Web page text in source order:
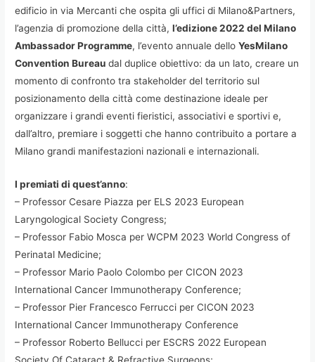
edificio in via Mercanti che ospita gli uffici di Milano&Partners,
l’agenzia di promozione della città,l’edizione 2022 del Milano
Ambassador Programme, l’evento annuale delloYesMilano
Convention Bureaudal duplice obiettivo: da un lato, creare un
momento di confronto tra stakeholder del territorio sul
posizionamento della città come destinazione ideale per
organizzare i grandi eventi fieristici, associativi e sportivi e,
dall’altro, premiare i soggetti che hanno contribuito a portare a
Milano grandi manifestazioni nazionali e internazionali.
I premiati di quest’anno:
– Professor Cesare Piazza per ELS 2023 European
Laryngological Society Congress;
– Professor Fabio Mosca per WCPM 2023 World Congress of
Perinatal Medicine;
– Professor Mario Paolo Colombo per CICON 2023
International Cancer Immunotherapy Conference;
– Professor Pier Francesco Ferrucci per CICON 2023
International Cancer Immunotherapy Conference
– Professor Roberto Bellucci per ESCRS 2022 European